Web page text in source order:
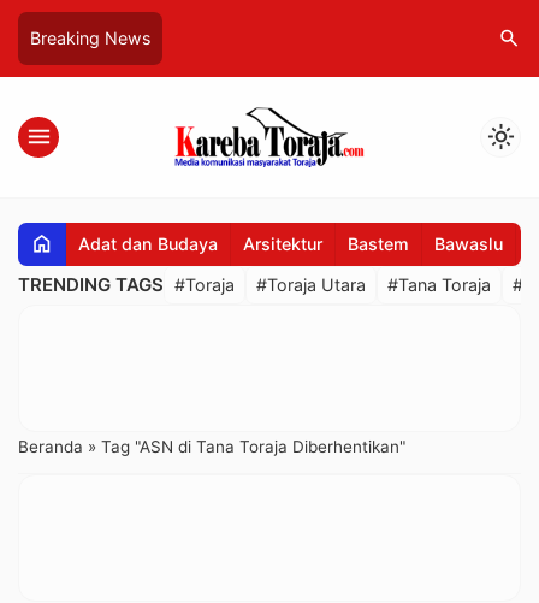
Breaking News search
menu light_mode
home Adat dan Budaya Arsitektur Bastem Bawaslu
TRENDING TAGS #Toraja #Toraja Utara #Tana Toraja
Beranda » Tag "ASN di Tana Toraja Diberhentikan"